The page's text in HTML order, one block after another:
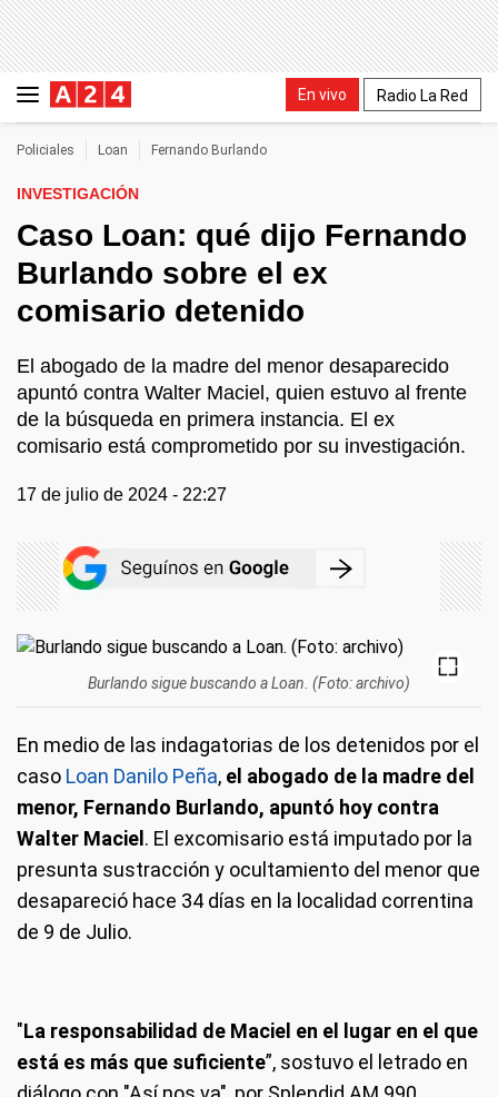
En vivo Radio La Red
Policiales Loan Fernando Burlando
INVESTIGACIÓN
Caso Loan: qué dijo Fernando
Burlando sobre el ex
comisario detenido
El abogado de la madre del menor desaparecido
apuntó contra Walter Maciel, quien estuvo al frente
de la búsqueda en primera instancia. El ex
comisario está comprometido por su investigación.
17 de julio de 2024 - 22:27
Burlando sigue buscando a Loan. (Foto: archivo)
En medio de las indagatorias de los detenidos por el
caso Loan Danilo Peña, el abogado de la madre del
menor, Fernando Burlando, apuntó hoy contra
Walter Maciel. El excomisario está imputado por la
presunta sustracción y ocultamiento del menor que
desapareció hace 34 días en la localidad correntina
de 9 de Julio.
"La responsabilidad de Maciel en el lugar en el que
está es más que suficiente”, sostuvo el letrado en